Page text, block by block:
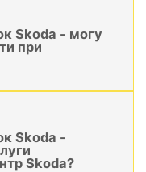
Skoda - могу
при
Skoda -
Skoda?